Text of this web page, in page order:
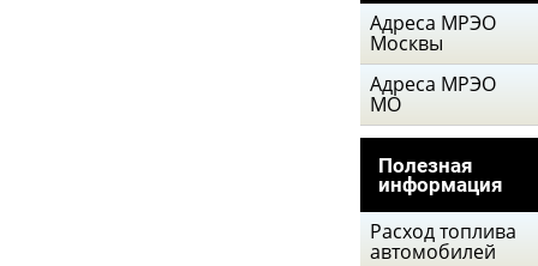
Адреса МРЭО
Москвы
Адреса МРЭО
МО
Полезная
информация
Расход топлива
автомобилей